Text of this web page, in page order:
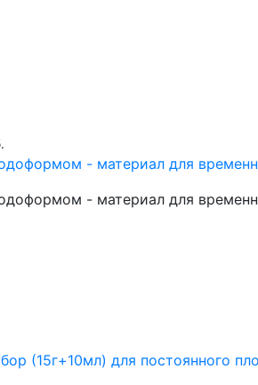
- материал для
- материал для
(15г+10мл) для постоянного